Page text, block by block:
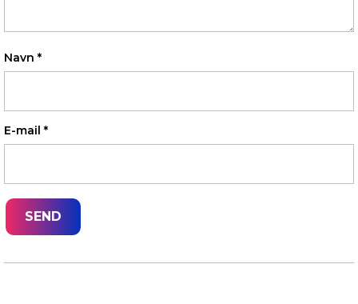
Navn *
E-mail *